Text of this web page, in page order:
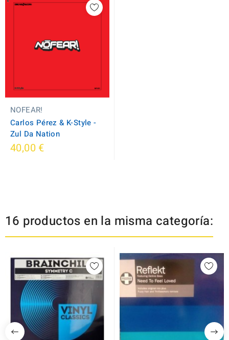
NOFEAR!
Carlos Pérez & K-Style -
Zul Da Nation
40,00 €
16 productos en la misma categoría: